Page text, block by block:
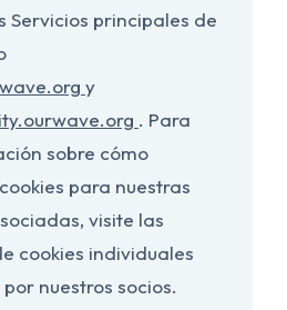
Servicios principales de
y
. Para
sobre cómo
para nuestras
visite las
cookies individuales
nuestros socios.